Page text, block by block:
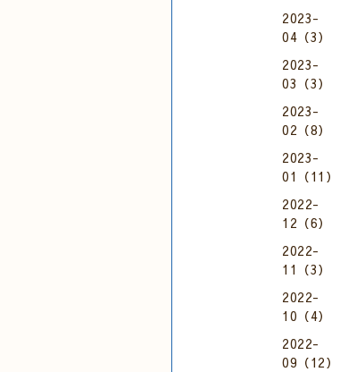
2023-
04（3）
2023-
03（3）
2023-
02（8）
2023-
01（11）
2022-
12（6）
2022-
11（3）
2022-
10（4）
2022-
09（12）